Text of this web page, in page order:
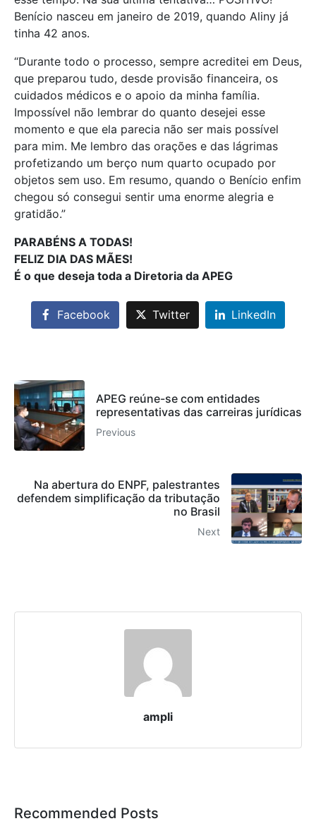
Benício nasceu em janeiro de 2019, quando Aliny já
tinha 42 anos.
“Durante todo o processo, sempre acreditei em Deus,
que preparou tudo, desde provisão financeira, os
cuidados médicos e o apoio da minha família.
Impossível não lembrar do quanto desejei esse
momento e que ela parecia não ser mais possível
para mim. Me lembro das orações e das lágrimas
profetizando um berço num quarto ocupado por
objetos sem uso. Em resumo, quando o Benício enfim
chegou só consegui sentir uma enorme alegria e
gratidão.”
PARABÉNS A TODAS!
FELIZ DIA DAS MÃES!
É o que deseja toda a Diretoria da APEG
Facebook Twitter LinkedIn
APEG reúne-se com entidades
representativas das carreiras jurídicas
Previous
Na abertura do ENPF, palestrantes
defendem simplificação da tributação
no Brasil
Next
ampli
Recommended Posts